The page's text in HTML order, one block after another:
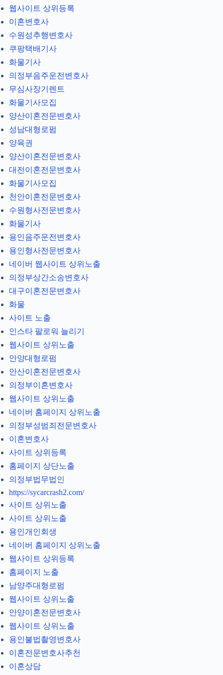
웹사이트 상위등록
이혼변호사
수원성추행변호사
쿠팡택배기사
화물기사
의정부음주운전변호사
무심사장기렌트
화물기사모집
양산이혼전문변호사
성남대형로펌
양육권
양산이혼전문변호사
대전이혼전문변호사
화물기사모집
천안이혼전문변호사
수원형사전문변호사
화물기사
용인음주운전변호사
용인형사전문변호사
네이버 웹사이트 상위노출
의정부상간소송변호사
대구이혼전문변호사
화물
사이트 노출
인스타 팔로워 늘리기
웹사이트 상위노출
안양대형로펌
안산이혼전문변호사
의정부이혼변호사
웹사이트 상위노출
네이버 홈페이지 상위노출
의정부성범죄전문변호사
이혼변호사
사이트 상위등록
홈페이지 상단노출
의정부법무법인
https://sycarcrash2.com/
사이트 상위노출
사이트 상위노출
용인개인회생
네이버 홈페이지 상위노출
웹사이트 상위등록
홈페이지 노출
남양주대형로펌
웹사이트 상위노출
안양이혼전문변호사
웹사이트 상위노출
용인불법촬영변호사
이혼전문변호사추천
이혼상담